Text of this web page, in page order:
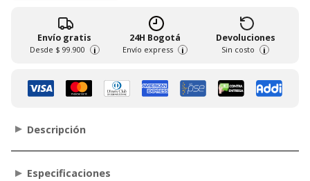
Envío gratis
Desde $ 99.900 i
24H Bogotá
Envío express i
Devoluciones
Sin costo i
Descripción
Especificaciones